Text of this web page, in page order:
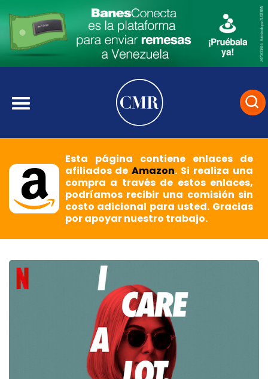
Esta página contiene enlaces de
afiliados deAmazon. Si realiza una
compra a través de estos enlaces,
podríamos recibir una comisión sin
costo adicional para usted. Gracias
por apoyar nuestro trabajo.